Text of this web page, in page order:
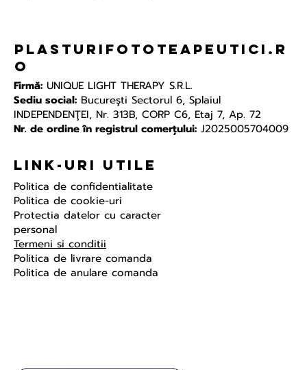
plasturifototeapeutici.r
o
Firmă: UNIQUE LIGHT THERAPY S.R.L.
Sediu social: Bucureşti Sectorul 6, Splaiul
INDEPENDENŢEI, Nr. 313B, CORP C6, Etaj 7, Ap. 72
Nr. de ordine în registrul comerțului: J2025005704009
Link-uri Utile
Politica de confidentialitate
Politica de cookie-uri
Protectia datelor cu caracter
personal
Termeni si conditii
Politica de livrare comanda
Politica de anulare comanda